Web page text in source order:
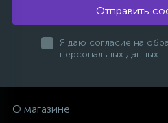
Отправить
Я даю согласие на
персональных данных
О магазине